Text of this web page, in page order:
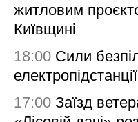
житловим
Київщині
18:00 Сили
17:00 Заїзд